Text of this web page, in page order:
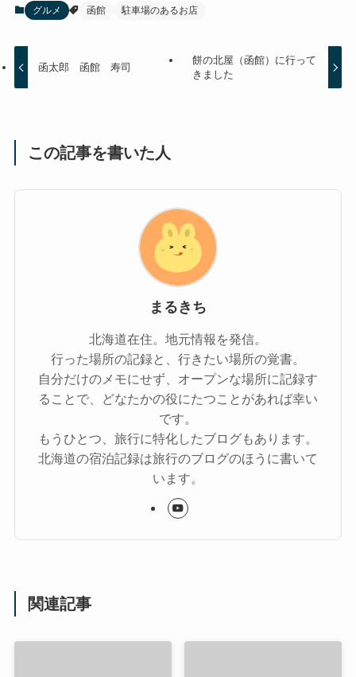
グルメ 函館 駐車場のあるお店
函太郎 函館 寿司
餅の北屋（函館）に行って
きました
この記事を書いた人
まるきち
北海道在住。地元情報を発信。
行った場所の記録と、行きたい場所の覚書。
自分だけのメモにせず、オープンな場所に記録す
ることで、どなたかの役にたつことがあれば幸い
です。
もうひとつ、旅行に特化したブログもあります。
北海道の宿泊記録は旅行のブログのほうに書いて
います。
関連記事